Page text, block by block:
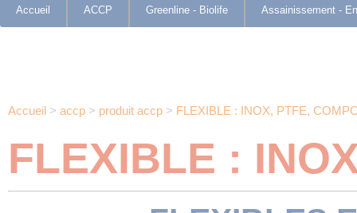
Accueil ACCP Greenline - Biolife Assainissement -
Accueil > accp > produit accp > FLEXIBLE : INOX, PTFE,
FLEXIBLE :